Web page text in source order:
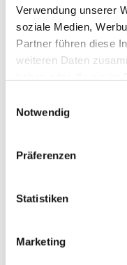
Verwendung unserer
soziale Medien,
Partner führen diese
weiteren Daten
Notwendig
Präferenzen
Statistiken
Marketing
Dies